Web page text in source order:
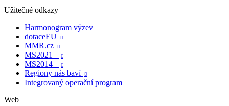
Užitečné odkazy
Harmonogram výzev
dotaceEU

MMR.cz 
MS2021+ 
MS2014+ 
Regiony nás baví 
Integrovaný operační program
Web